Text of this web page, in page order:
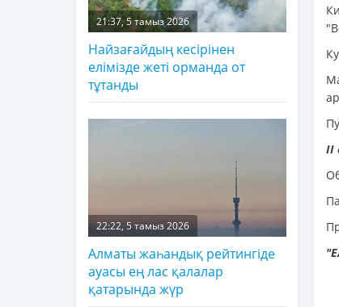
21:37, 5 тамыз 2026
Найзағайдың кесірінен
елімізде жеті орманда от
тұтанды
22:22, 5 тамыз 2026
Алматы жаһандық рейтингіде
ауасы ең лас қалалар
қатарында жүр